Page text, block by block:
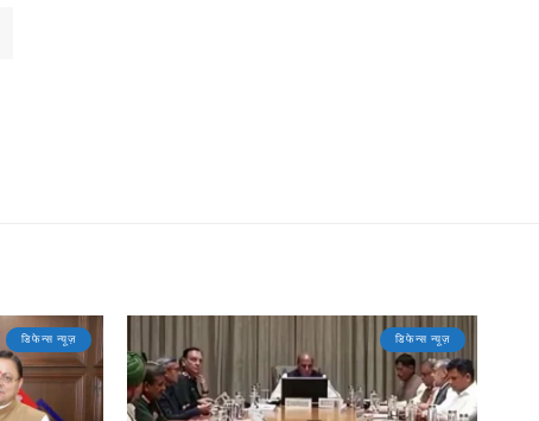
डिफेन्स न्यूज़ डिफेन्स न्यूज़